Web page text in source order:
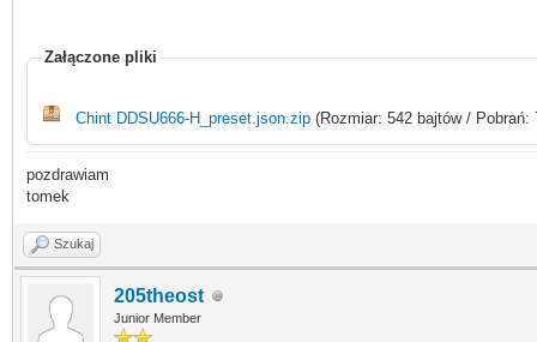
Załączone pliki
Chint DDSU666-H_preset.json.zip (Rozmiar: 542 bajtów / Pobrań:
pozdrawiam
tomek
Szukaj
205theost
Junior Member